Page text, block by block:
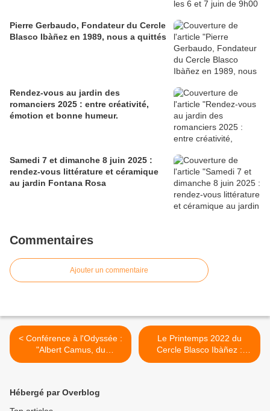
Pierre Gerbaudo, Fondateur du Cercle
Blasco Ibàñez en 1989, nous a quittés
Rendez-vous au jardin des
romanciers 2025 : entre créativité,
émotion et bonne humeur.
Samedi 7 et dimanche 8 juin 2025 :
rendez-vous littérature et céramique
au jardin Fontana Rosa
Commentaires
Ajouter un commentaire
< Conférence à l'Odyssée :
"Albert Camus, du
Méditerranéen à la pensée
Ibàñez
Le Printemps 2022 du
Cercle Blasco Ibàñez :
article de Nice-Matin >
Hébergé par Overblog